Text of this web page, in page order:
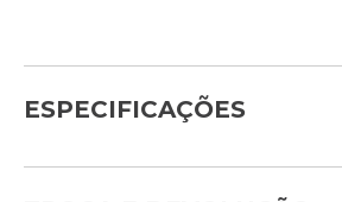
uma calça chino marrom e
casual chique. Adicione um
conforto!
ESPECIFICAÇÕES